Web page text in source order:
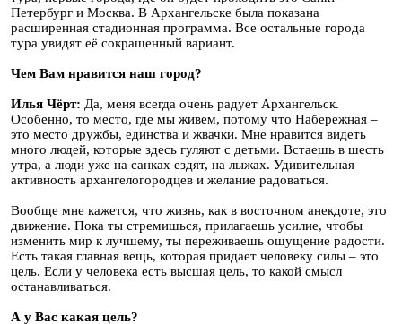
Петербург и Москва. В Архангельске была показана
расширенная стадионная программа. Все остальные города
тура увидят её сокращенный вариант.
Чем Вам нравится наш город?
Илья Чёрт: Да, меня всегда очень радует Архангельск.
Особенно, то место, где мы живем, потому что Набережная –
это место дружбы, единства и жвачки. Мне нравится видеть
много людей, которые здесь гуляют с детьми. Встаешь в шесть
утра, а люди уже на санках ездят, на лыжах. Удивительная
активность архангелогородцев и желание радоваться.
Вообще мне кажется, что жизнь, как в восточном анекдоте, это
движение. Пока ты стремишься, прилагаешь усилие, чтобы
изменить мир к лучшему, ты переживаешь ощущение радости.
Есть такая главная вещь, которая придает человеку силы – это
цель. Если у человека есть высшая цель, то какой смысл
останавливаться.
А у Вас какая цель?